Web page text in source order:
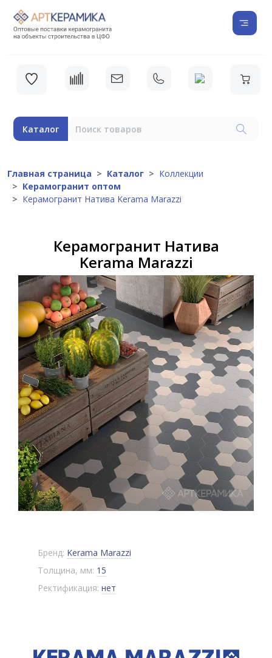
Каталог
Главная страница Каталог
Коллекции
Керамогранит оптом
Керамогранит Натива Kerama Marazzi
Керамогранит Натива
Kerama Marazzi
Бренд: Kerama Marazzi
Толщина, мм: 15
Ректификация: нет